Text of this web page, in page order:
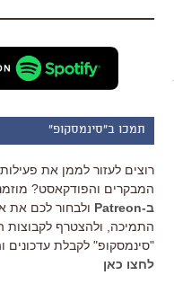
תמכו ב"סינמסקופ"
רוצים לעזור לממן את
המבקרים והפודקאסט?
ב-Patreon
ולבחור לכם את
התמיכה, ולהצטרף לקבוצות
"סינמסקופ" לקבלת עדכונים
לחצו כאן